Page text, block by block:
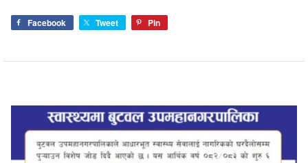
Facebook Tweet Pin